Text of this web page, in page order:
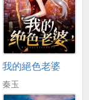
我的絕色老婆
秦玉